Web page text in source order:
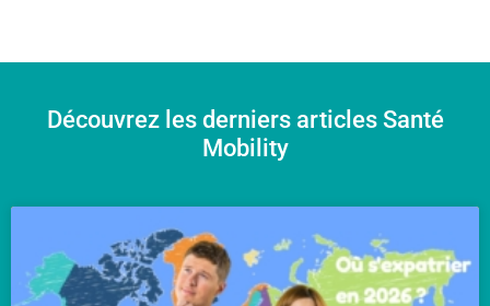
Découvrez les derniers articles Santé
Mobility